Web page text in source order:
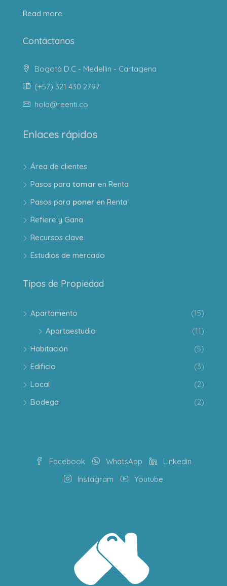
Read more
Contáctanos
Bogotá D.C - Medellin - Cartagena
(+57) 321 430 2797
hola@reenti.co
Enlaces rápidos
Área de clientes
Pasos para tomar en Renta
Pasos para poner en Renta
Refiere y Gana
Recursos clave
Estudios de mercado
Tipos de Propiedad
Apartamento
(15)
Apartaestudio
(11)
Habitación
(5)
Edificio
(3)
Local
(2)
Bodega
(2)
Facebook WhatsApp
Linkedin
Instagram
Youtube